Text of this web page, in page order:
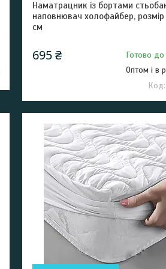
Наматрацник із бортами
наповнювач холофайбер,
см
695 ₴
Готово до
Оптом і в